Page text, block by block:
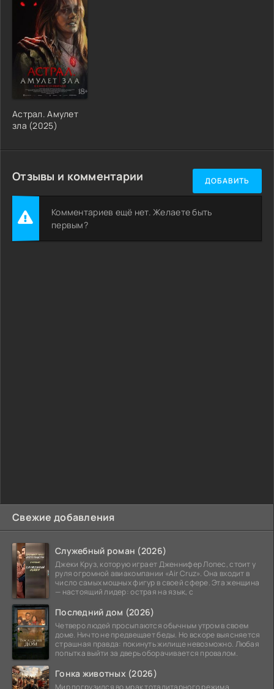
Свежие добавления
Служебный роман (2026)
Джеки Круз, которую играет Дженнифер Лопес, стоит у
руля огромной авиакомпании «Air Cruz». Она входит в
число самых мощных фигур в своей сфере. Эта женщина
— настоящий лидер: острая на язык, с
Последний дом (2026)
Четверо людей просыпаются обычным утром в своем
доме. Ничто не предвещает беды. Но вскоре выясняется
страшная правда: покинуть жилище невозможно. Любая
попытка выйти за дверь оборачивается провалом.
Гонка животных (2026)
Астрал. Амулет
зла (2025)
Отзывы и комментарии ДОБАВИТЬ
Комментариев ещё нет. Желаете быть
первым?